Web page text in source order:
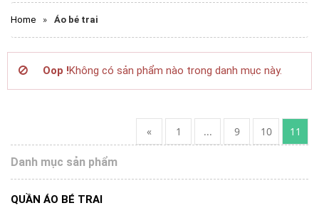
Home » Áo bé trai
Oop !Không có sản phẩm nào trong danh mục này.
« 1 ... 9 10 11
Danh mục sản phẩm
QUẦN ÁO BÉ TRAI